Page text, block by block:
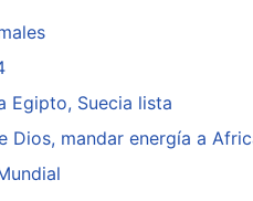
Egipto, Suecia lista
Dios, mandar energía a